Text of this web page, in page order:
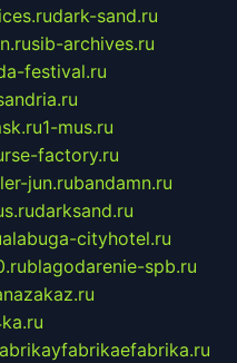
dark-sand.ru
sib-archives.ru
festival.ru
1-mus.ru
factory.ru
jun.rubandamn.ru
darksand.ru
alabuga-cityhotel.ru
blagodarenie-spb.ru